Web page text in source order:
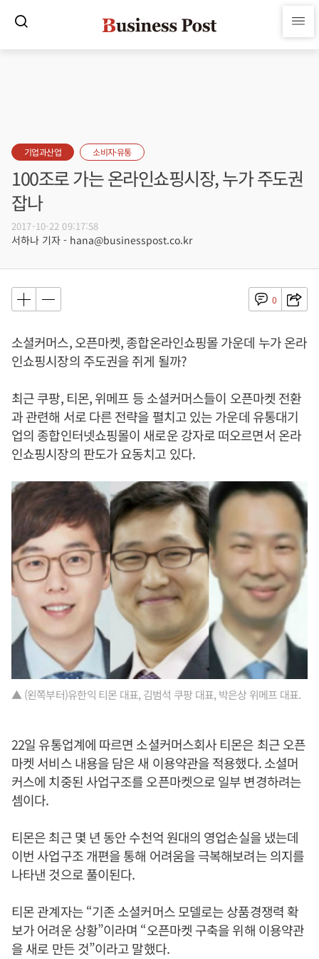
기업과산업 소비자·유통
100조로 가는 온라인쇼핑시장, 누가 주도권
잡나
2017-10-22 09:17:58
서하나 기자 - hana@businesspost.co.kr
0
소셜커머스, 오픈마켓, 종합온라인쇼핑몰 가운데 누가 온라
인쇼핑시장의 주도권을 쥐게 될까?
최근 쿠팡, 티몬, 위메프 등 소셜커머스들이 오픈마켓 전환
과 관련해 서로 다른 전략을 펼치고 있는 가운데 유통대기
업의 종합인터넷쇼핑몰이 새로운 강자로 떠오르면서 온라
인쇼핑시장의 판도가 요동치고 있다.
▲ (왼쪽부터)유한익 티몬 대표, 김범석 쿠팡 대표, 박은상 위메프 대표.
22일 유통업계에 따르면 소셜커머스회사 티몬은 최근 오픈
마켓 서비스 내용을 담은 새 이용약관을 적용했다. 소셜머
커스에 치중된 사업구조를 오픈마켓으로 일부 변경하려는
셈이다.
티몬은 최근 몇 년 동안 수천억 원대의 영업손실을 냈는데
이번 사업구조 개편을 통해 어려움을 극복해보려는 의지를
나타낸 것으로 풀이된다.
티몬 관계자는 “기존 소셜커머스 모델로는 상품경쟁력 확
보가 어려운 상황”이라며 “오픈마켓 구축을 위해 이용약관
을 새로 만든 것”이라고 말했다.